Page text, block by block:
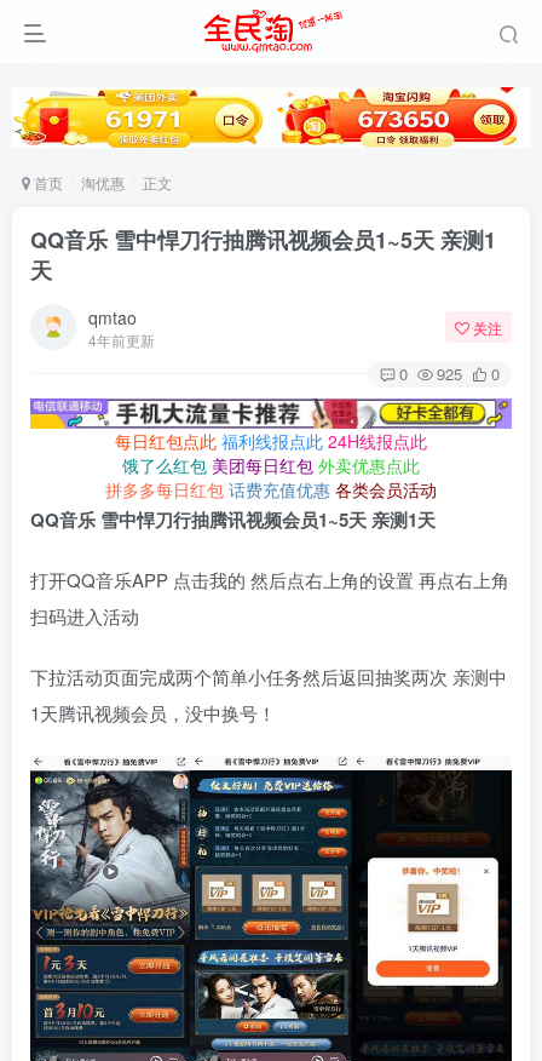
首页 淘优惠 正文
QQ音乐 雪中悍刀行抽腾讯视频会员1~5天 亲测1
天
qmtao
4年前更新
关注
0 925 0
每日红包点此 福利线报点此 24H线报点此
饿了么红包 美团每日红包 外卖优惠点此
拼多多每日红包 话费充值优惠 各类会员活动
QQ音乐 雪中悍刀行抽腾讯视频会员1~5天 亲测1天
打开QQ音乐APP 点击我的 然后点右上角的设置 再点右上角
扫码进入活动
下拉活动页面完成两个简单小任务然后返回抽奖两次 亲测中
1天腾讯视频会员，没中换号！